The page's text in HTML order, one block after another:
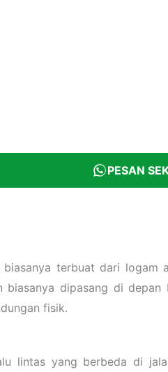
PESAN
terbuat dari
dipasang di
fisik.
lintas yang berbeda di